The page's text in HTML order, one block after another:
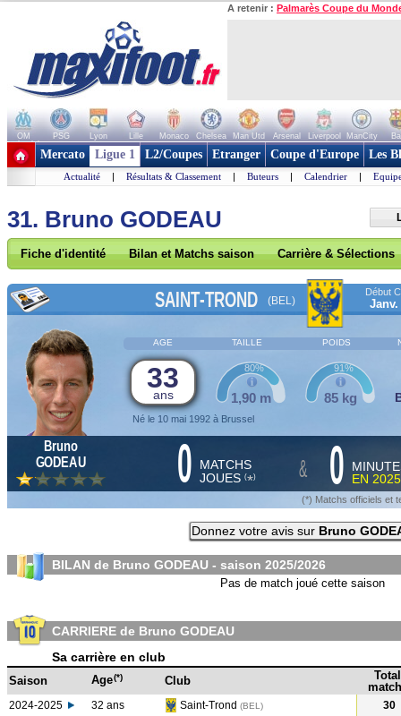
A retenir : Palmarès Coupe du
OM PSG Lyon Lille Monaco Chelsea Man Utd Arsenal Liverpool ManCity
+ de clubs
Mercato Ligue 1 L2/Coupes Etranger Coupe d'Europe Les
Actualité | Résultats & Classement | Buteurs | Calendrier |
31. Bruno GODEAU
Fiche d'identité Bilan et Matchs saison Carrière & Sélections
SAINT-TROND (BEL)
Début
Janv.
AGE TAILLE POIDS
33
ans
Né le 10 mai 1992 à Brussel
1,90 m
80%
85 kg
91%
Bruno
GODEAU
0 MATCHS
JOUES (*) & 0
EN
(*) Matchs officiels et
Donnez votre avis sur Bruno
BILAN de Bruno GODEAU - saison 2025/2026
Pas de match joué cette saison
CARRIERE de Bruno GODEAU
Sa carrière en club
Saison Age(*) Club
Total
2024-2025 32 ans Saint-Trond (BEL )
30